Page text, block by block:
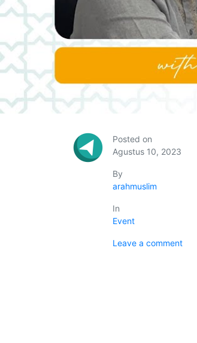
Posted on
Agustus 10, 2023
By
arahmuslim
In
Event
Leave a comment